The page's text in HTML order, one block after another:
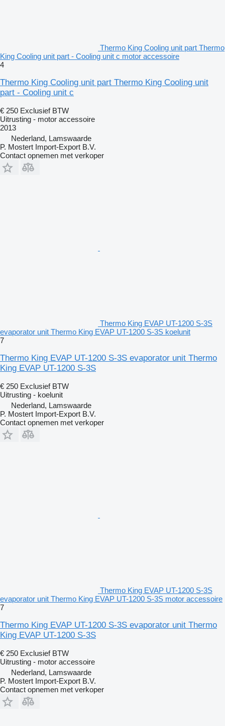
Thermo King Cooling unit part Thermo
King Cooling unit part - Cooling unit c motor accessoire
4
Thermo King Cooling unit part Thermo King Cooling unit
part - Cooling unit c
€ 250 Exclusief BTW
Uitrusting - motor accessoire
2013
Nederland, Lamswaarde
P. Mostert Import-Export B.V.
Contact opnemen met verkoper
Thermo King EVAP UT-1200 S-3S
evaporator unit Thermo King EVAP UT-1200 S-3S koelunit
7
Thermo King EVAP UT-1200 S-3S evaporator unit Thermo
King EVAP UT-1200 S-3S
€ 250 Exclusief BTW
Uitrusting - koelunit
Nederland, Lamswaarde
P. Mostert Import-Export B.V.
Contact opnemen met verkoper
Thermo King EVAP UT-1200 S-3S
evaporator unit Thermo King EVAP UT-1200 S-3S motor accessoire
7
Thermo King EVAP UT-1200 S-3S evaporator unit Thermo
King EVAP UT-1200 S-3S
€ 250 Exclusief BTW
Uitrusting - motor accessoire
Nederland, Lamswaarde
P. Mostert Import-Export B.V.
Contact opnemen met verkoper